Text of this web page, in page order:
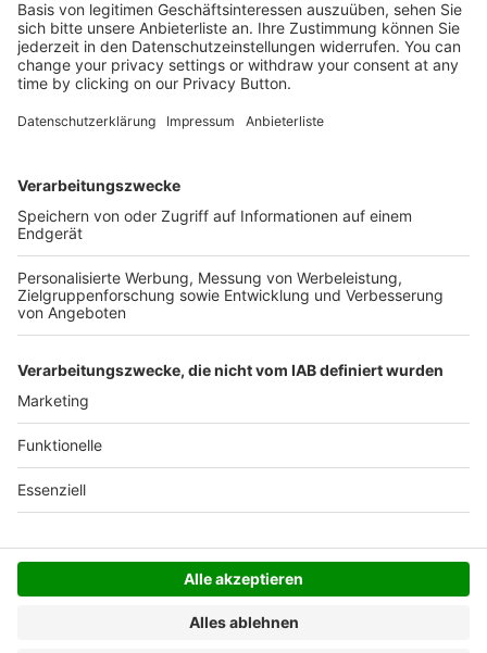
Kostenlose Rücksendung bis zu 14 Tage nach
Bestelleingang (innerhalb Deutschlands).
Versandkosten.
Der Bestellprozess ist mit Hilfe eines SSL-
SERVICE HOTLINE
SHOP SERVICE